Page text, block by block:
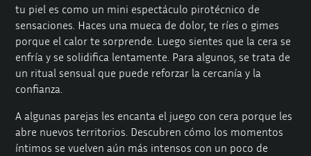
tu piel es como un mini espectáculo pirotécnico de
sensaciones. Haces una mueca de dolor, te ríes o gimes
porque el calor te sorprende. Luego sientes que la cera se
enfría y se solidifica lentamente. Para algunos, se trata de
un ritual sensual que puede reforzar la cercanía y la
confianza.
A algunas parejas les encanta el juego con cera porque les
abre nuevos territorios. Descubren cómo los momentos
íntimos se vuelven aún más intensos con un poco de